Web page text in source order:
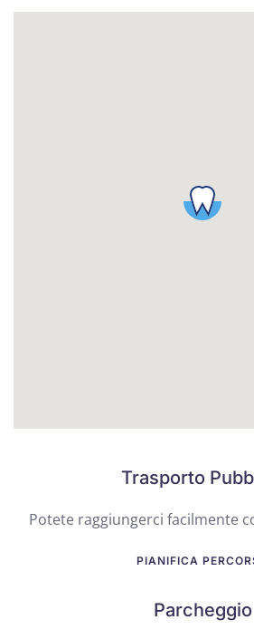
Trasporto
Potete raggiungerci facilmente
PIANIFICA
Parcheggio